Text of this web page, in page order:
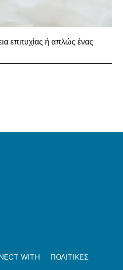
επιτυχίας ή απλώς ένας
WITH ΠΟΛΙΤΙΚΕΣ